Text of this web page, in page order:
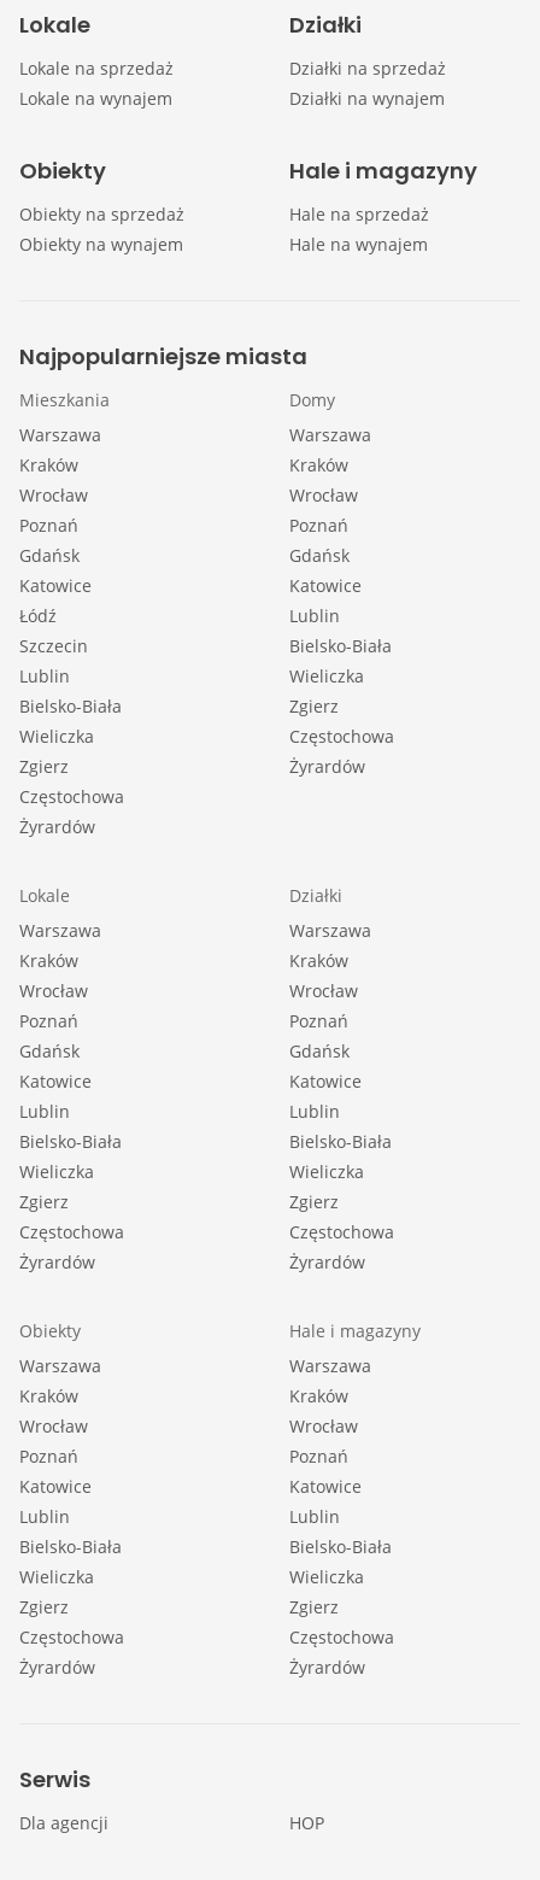
Lokale
Lokale na sprzedaż
Lokale na wynajem
Działki
Działki na sprzedaż
Działki na wynajem
Obiekty
Obiekty na sprzedaż
Obiekty na wynajem
Hale i magazyny
Hale na sprzedaż
Hale na wynajem
Najpopularniejsze miasta
Mieszkania
Warszawa
Kraków
Wrocław
Poznań
Gdańsk
Katowice
Łódź
Szczecin
Lublin
Bielsko-Biała
Wieliczka
Zgierz
Częstochowa
Żyrardów
Domy
Warszawa
Kraków
Wrocław
Poznań
Gdańsk
Katowice
Lublin
Bielsko-Biała
Wieliczka
Zgierz
Częstochowa
Żyrardów
Lokale
Warszawa
Kraków
Wrocław
Poznań
Gdańsk
Katowice
Lublin
Bielsko-Biała
Wieliczka
Zgierz
Częstochowa
Żyrardów
Działki
Warszawa
Kraków
Wrocław
Poznań
Gdańsk
Katowice
Lublin
Bielsko-Biała
Wieliczka
Zgierz
Częstochowa
Żyrardów
Obiekty
Warszawa
Kraków
Wrocław
Poznań
Katowice
Lublin
Bielsko-Biała
Wieliczka
Zgierz
Częstochowa
Żyrardów
Hale i magazyny
Warszawa
Kraków
Wrocław
Poznań
Katowice
Lublin
Bielsko-Biała
Wieliczka
Zgierz
Częstochowa
Żyrardów
Serwis
Dla agencji HOP